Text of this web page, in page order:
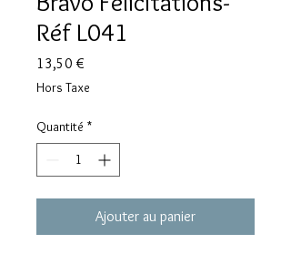
Réf L041
13,50 €
Hors Taxe
Quantité *
Ajouter au panier